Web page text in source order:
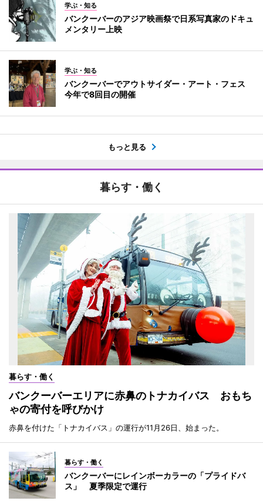
学ぶ・知る
バンクーバーのアジア映画祭で日系写真家のドキュ
メンタリー上映
学ぶ・知る
バンクーバーでアウトサイダー・アート・フェス
今年で8回目の開催
もっと見る
暮らす・働く
暮らす・働く
バンクーバーエリアに赤鼻のトナカイバス おもち
ゃの寄付を呼びかけ
赤鼻を付けた「トナカイバス」の運行が11月26日、始まった。
暮らす・働く
バンクーバーにレインボーカラーの「プライドバ
ス」 夏季限定で運行